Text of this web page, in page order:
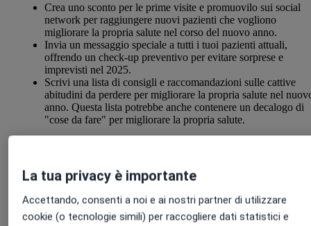
Crea uno sconto per le prime visite e promuovilo sui social
network per raggiungere nuovi pazienti che vogliono
migliorare la propria salute nel corso del nuovo anno.
Invia un messaggio speciale a tutti i tuoi pazienti attuali,
offrendo un check-up preventivo per evitare sorprese e
imprevisti nel 2025.
Scrivi una lista di consigli e raccomandazioni sulle cattive
abitudini da perdere per migliorare la propria salute nel
anno. Questa lista potrebbe anche contenere un decalogo di
"cose da fare" per migliorare la propria salute.
La tua privacy è importante
Accettando, consenti a noi e ai nostri partner di utilizzare
cookie (o tecnologie simili) per raccogliere dati statistici e